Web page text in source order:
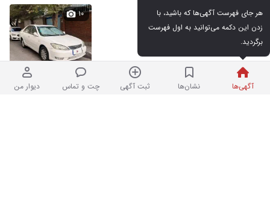
آگهی‌ها
برگردید.
نشان‌ها ثبت آگهی چت و تماس دیوار من
کمری مدل2006 فول اتوماتیک
۴۹۰,۰۰۰ کیلومتر
۲,۴۵۰,۰۰۰,۰۰۰ تومان
نردبان شده
در مینای شمالی (مخبر)
۱۰